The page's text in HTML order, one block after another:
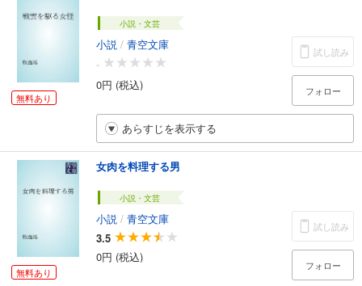
無料あり
小説・文芸
小説 / 青空文庫
-
0円 (税込)
試し読み
フォロー
あらすじを表示する
無料あり
女肉を料理する男
小説・文芸
小説 / 青空文庫
3.5
0円 (税込)
試し読み
フォロー